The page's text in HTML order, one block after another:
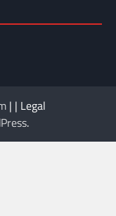
| | Legal
.